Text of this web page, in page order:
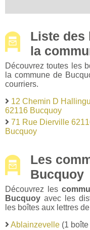
Liste des
la
Découvrez toutes les
la commune de
courriers.
12 Chemin D
62116 Bucquoy
71 Rue Dierville
Bucquoy
Les
Bucquoy
Découvrez les
Bucquoy avec les
les boîtes aux lettres
Ablainzevelle (1